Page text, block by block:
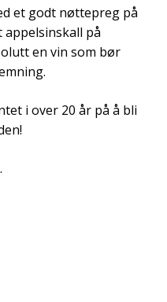
et godt nøttepreg på
appelsinskall på
en vin som bør
i over 20 år på å bli